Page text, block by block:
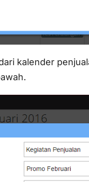
kalender